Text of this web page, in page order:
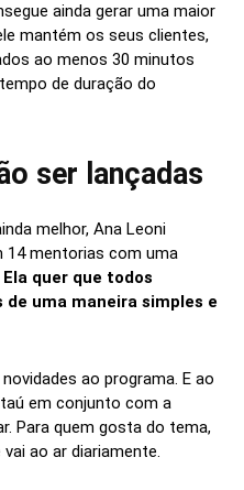
ainda gerar uma maior
mantém os seus clientes,
ao menos 30 minutos
de duração do
ser lançadas
melhor, Ana Leoni
14 mentorias com uma
Ela quer que todos
uma maneira simples e
ao programa. E ao
em conjunto com a
Para quem gosta do tema,
ao ar diariamente.